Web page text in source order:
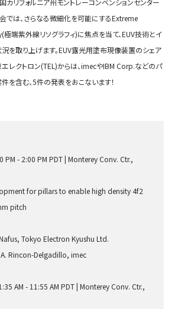
リフォルニア州モントレーコンベンションセンター
では、さらなる微細化を可能にするExtreme
端紫外線リソグラフィ)に焦点を当て、EUV技術とイ
を取り上げます。EUV露光用塗布現像装置のシェア
レクトロン(TEL)からは、imecやIBM Corp.などのパ
を含む、5件の発表をおこないます！
PM - 2:00 PM PDT | Monterey Conv. Ctr.,
for pillars to enable high density 4f2
pitch
Tokyo Electron Kyushu Ltd.
A. Rincon-Delgadillo, imec
AM - 11:55 AM PDT | Monterey Conv. Ctr.,